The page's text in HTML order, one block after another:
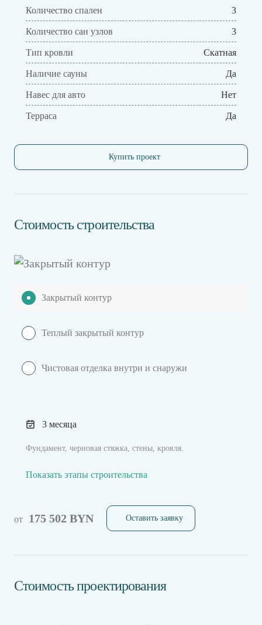
Количество спален 3
Количество сан узлов 3
Тип кровли Скатная
Наличие сауны Да
Навес для авто Нет
Терраса Да
Купить проект
Стоимость строительства
Закрытый контур
Теплый закрытый контур
Чистовая отделка внутри и снаружи
3 месяца
Фундамент, черновая стяжка, стены, кровля.
Показать этапы строительства
от 175 502 BYN Оставить заявку
Стоимость проектирования